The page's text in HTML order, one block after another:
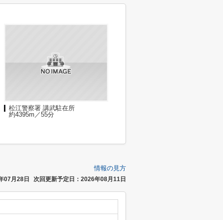
松江警察署 講武駐在所
約4395m／55分
情報の見方
07月28日 次回更新予定日：2026年08月11日